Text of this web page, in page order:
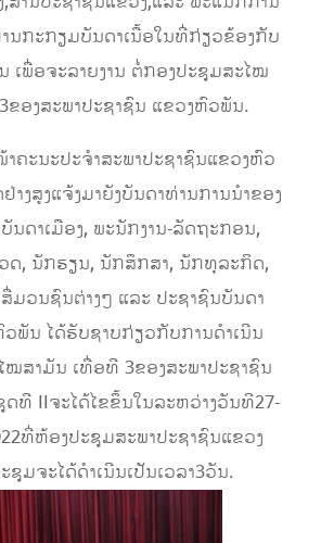
ນກະກຽມບັນດາເນື້ອໃນທີ່ກ່ຽວຂ້ອງກັບ
ເພື່ອຈະລາຍງານ ຕໍ່ກອງປະຊຸມສະໄໝ
ຂອງສະພາປະຊາຊົນ ແຂວງຫົວພັນ.
າຄະນະປະຈຳສະພາປະຊາຊົນແຂວງຫົວ
າງສູງແຈ້ງມາຍັງບັນດາທ່ານການນຳຂອງ
ນດາເມືອງ, ພະນັກງານ-ລັດຖະກອນ,
ດ, ນັກຮຽນ, ນັກສຶກສາ, ນັກທຸລະກິດ,
ມວນຊົນຕ່າງໆ ແລະ ປະຊາຊົນບັນດາ
ພັນ ໄດ້ຮັບຊາບກ່ຽວກັບການດຳເນີນ
ໝສາມັນ ເທື່ອທີ 3ຂອງສະພາປະຊາຊົນ
ທີ IIຈະໄດ້ໄຂຂຶ້ນໃນລະຫວ່າງວັນທີ27-
ທີ່ຫ້ອງປະຊຸມສະພາປະຊາຊົນແຂວງ
ມຈະໄດ້ດຳເນີນເປັນເວລາ3ວັນ.